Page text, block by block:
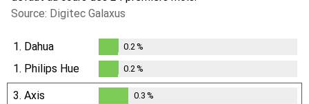
Source: Digitec Galaxus
1. Dahua
0.2%
0.2 %
1. Philips Hue
0.2%
0.2 %
3. Axis 0.3 %